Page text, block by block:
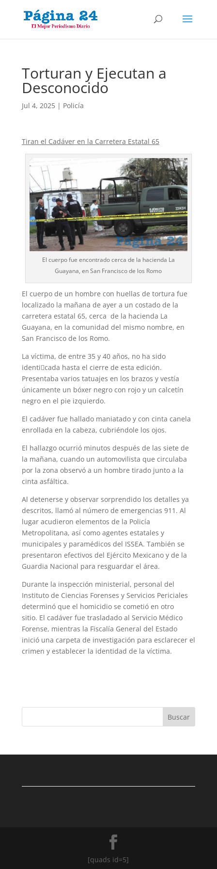
Torturan y Ejecutan a
Desconocido
Jul 4, 2025| Policía
Tiran el Cadáver en la Carretera Estatal 65
El cuerpo fue encontrado cerca de la hacienda La
Guayana, en San Francisco de los Romo
El cuerpo de un hombre con huellas de tortura fue
localizado la mañana de ayer a un costado de la
carretera estatal 65, cerca de la hacienda La
Guayana, en la comunidad del mismo nombre, en
San Francisco de los Romo.
La víctima, de entre 35 y 40 años, no ha sido
identi􀂿cada hasta el cierre de esta edición.
Presentaba varios tatuajes en los brazos y vestía
únicamente un bóxer negro con rojo y un calcetín
negro en el pie izquierdo.
El cadáver fue hallado maniatado y con cinta canela
enrollada en la cabeza, cubriéndole los ojos.
El hallazgo ocurrió minutos después de las siete de
la mañana, cuando un automovilista que circulaba
por la zona observó a un hombre tirado junto a la
cinta asfáltica.
Al detenerse y observar sorprendido los detalles ya
descritos, llamó al número de emergencias 911. Al
lugar acudieron elementos de la Policía
Metropolitana, así como agentes estatales y
municipales y paramédicos del ISSEA. También se
presentaron efectivos del Ejército Mexicano y de la
Guardia Nacional para resguardar el área.
Durante la inspección ministerial, personal del
Instituto de Ciencias Forenses y Servicios Periciales
determinó que el homicidio se cometió en otro
sitio. El cadáver fue trasladado al Servicio Médico
Forense, mientras la Fiscalía General del Estado
inició una carpeta de investigación para esclarecer el
crimen y establecer la identidad de la víctima.
Buscar
[quads id=5]